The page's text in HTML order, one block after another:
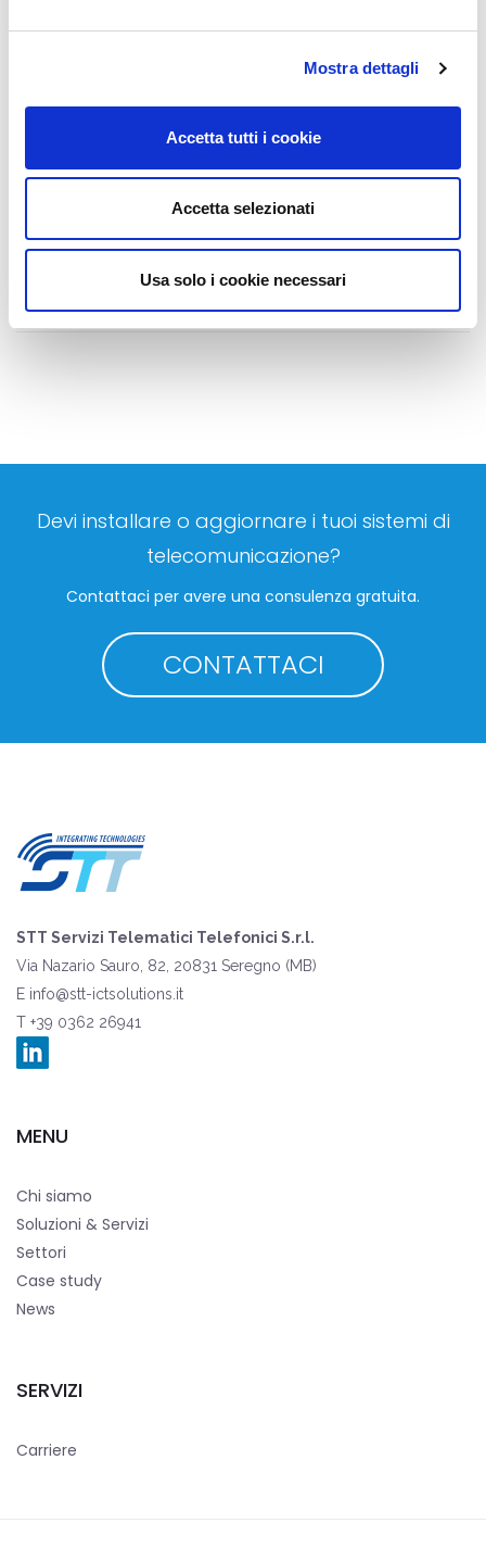
Mostra dettagli
Accetta tutti i cookie
Accetta selezionati
Usa solo i cookie necessari
per le elevate competenze tecniche possedute nell'ambito UCC
soluzioni integrate voce, video (soluzioni di
LEGGI TUTTO
Devi installare o aggiornare i tuoi sistemi di
telecomunicazione?
Contattaci per avere una consulenza gratuita.
CONTATTACI
STT Servizi Telematici Telefonici S.r.l.
Via Nazario Sauro, 82, 20831 Seregno (MB)
E info@stt-ictsolutions.it
T +39 0362 26941
MENU
Chi siamo
Soluzioni & Servizi
Settori
Case study
News
SERVIZI
Carriere